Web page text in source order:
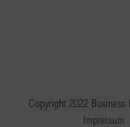
Copyright 2022
Impressum